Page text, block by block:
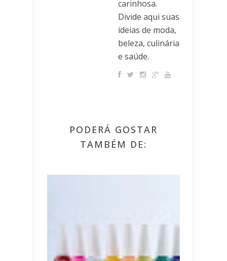
carinhosa.
Divide aqui suas
ideias de moda,
beleza, culinária
e saúde.
PODERÁ GOSTAR
TAMBÉM DE: